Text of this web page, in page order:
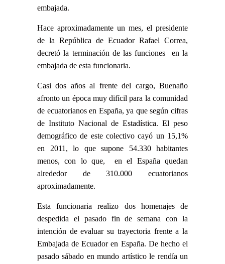
embajada.
Hace aproximadamente un mes, el presidente
de la República de Ecuador Rafael Correa,
decretó la terminación de las funciones en la
embajada de esta funcionaria.
Casi dos años al frente del cargo, Buenaño
afronto un época muy difícil para la comunidad
de ecuatorianos en España, ya que según cifras
de Instituto Nacional de Estadística. El peso
demográfico de este colectivo cayó un 15,1%
en 2011, lo que supone 54.330 habitantes
menos, con lo que, en el España quedan
alrededor de 310.000 ecuatorianos
aproximadamente.
Esta funcionaria realizo dos homenajes de
despedida el pasado fin de semana con la
intención de evaluar su trayectoria frente a la
Embajada de Ecuador en España. De hecho el
pasado sábado en mundo artístico le rendía un